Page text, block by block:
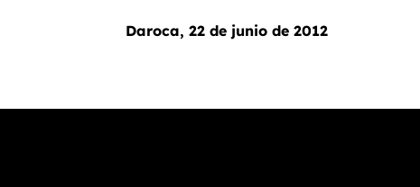
Daroca, 22 de junio de 2012